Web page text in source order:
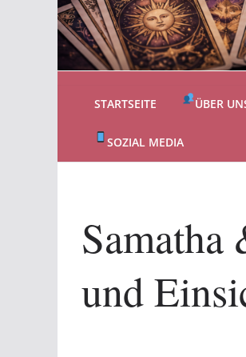
STARTSEITE ÜBER
SOZIAL MEDIA
Samatha
und